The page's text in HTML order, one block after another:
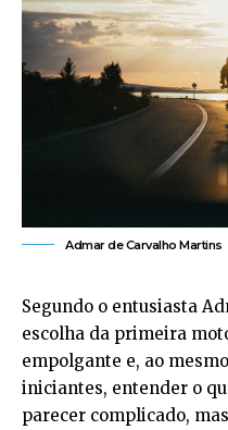
Admar de Carvalho Martins
Segundo o entusiasta
escolha da primeira
empolgante e, ao
iniciantes, entender o
parecer complicado,